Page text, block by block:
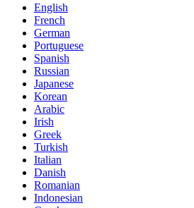
English
French
German
Portuguese
Spanish
Russian
Japanese
Korean
Arabic
Irish
Greek
Turkish
Italian
Danish
Romanian
Indonesian